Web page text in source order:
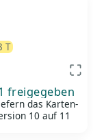
T
freigegeben
das Karten-
10 auf 11